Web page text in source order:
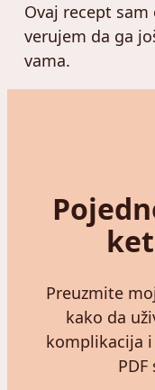
Ovaj recept
verujem da ga
vama.
Preuzmite
kako da
komplikacija i